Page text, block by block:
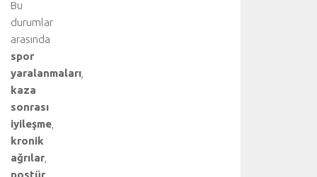
Bu
durumlar
arasında
spor
yaralanmaları
kaza
sonrası
iyileşme
kronik
ağrılar
postür